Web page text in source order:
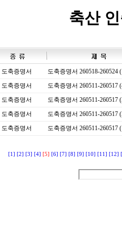
축산
도축증명서
도축증명서 260518-260524
도축증명서
도축증명서 260511-260517
도축증명서
도축증명서 260511-260517
도축증명서
도축증명서 260511-260517
도축증명서 도축증명서 260511-260517
[1] [2] [3] [4] [5] [6] [7] [8] [9] [10] [11] [12]